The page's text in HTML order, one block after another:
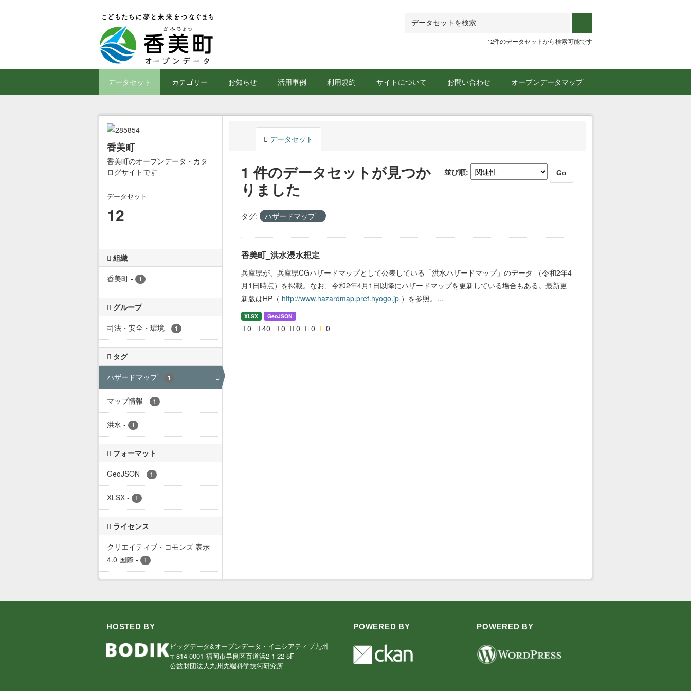
12件のデータセットから検索可能です
データセット カテゴリー お知らせ 活用事例 利用規約 サイトについて お問い合わせ オープンデータマップ
香美町
香美町のオープンデータ・カタ
ログサイトです
データセット
12
組織
香美町 - 1
グループ
司法・安全・環境 - 1
タグ
ハザードマップ - 1
マップ情報 - 1
洪水 - 1
フォーマット
GeoJSON - 1
XLSX - 1
ライセンス
クリエイティブ・コモンズ 表示
4.0 国際 - 1
データセット
並び順 Go
1 件のデータセットが見つか
りました
タグ: ハザードマップ
香美町_洪水浸水想定
兵庫県が、兵庫県CGハザードマップとして公表している「洪水ハザードマップ」のデータ （令和2年4
月1日時点）を掲載。なお、令和2年4月1日以降にハザードマップを更新している場合もある。最新更
新版はHP（ http://www.hazardmap.pref.hyogo.jp）を参照。...
XLSX GeoJSON
0 40 0 0 0 0
HOSTED BY
ビッグデータ&オープンデータ・イニシアティブ九州
〒814-0001 福岡市早良区百道浜2-1-22-5F
公益財団法人九州先端科学技術研究所
POWERED BY POWERED BY